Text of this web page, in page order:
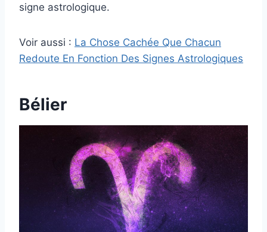
signe astrologique.
Voir aussi : La Chose Cachée Que Chacun
Redoute En Fonction Des Signes Astrologiques
Bélier